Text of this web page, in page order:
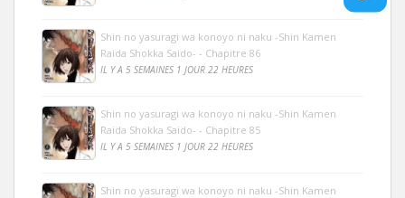
Shin no yasuragi wa konoyo ni naku -Shin Kamen
Raida Shokka Saido- - Chapitre 86
IL Y A 5 SEMAINES 1 JOUR 22 HEURES
Shin no yasuragi wa konoyo ni naku -Shin Kamen
Raida Shokka Saido- - Chapitre 85
IL Y A 5 SEMAINES 1 JOUR 22 HEURES
Shin no yasuragi wa konoyo ni naku -Shin Kamen